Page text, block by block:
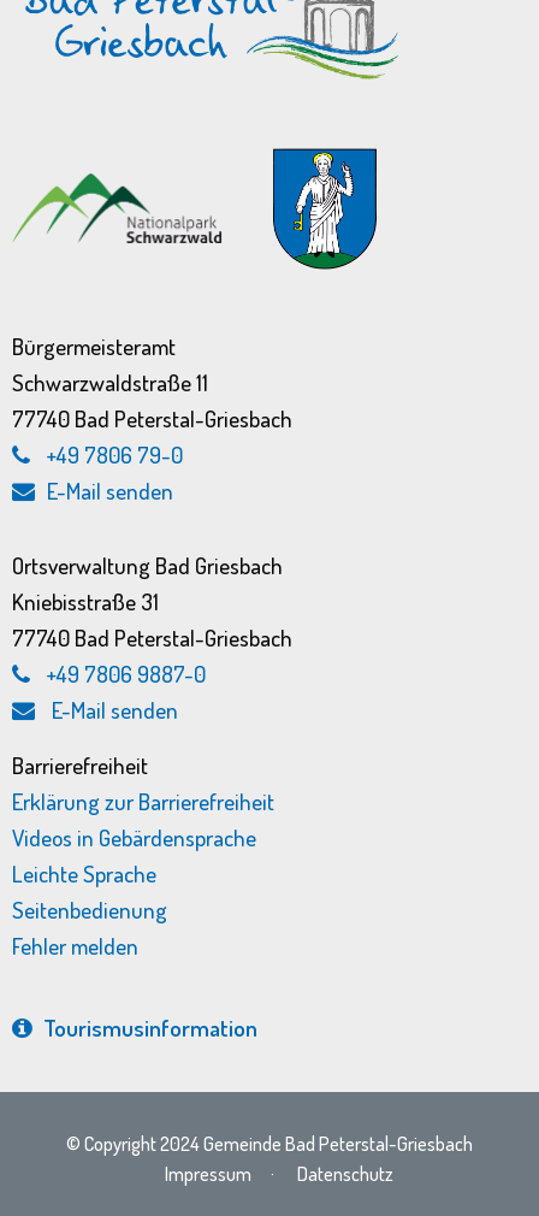
Bürgermeisteramt
Schwarzwaldstraße 11
77740 Bad Peterstal-Griesbach
+49 7806 79-0
E-Mail senden
Ortsverwaltung Bad Griesbach
Kniebisstraße 31
77740 Bad Peterstal-Griesbach
+49 7806 9887-0
E-Mail senden
Barrierefreiheit
Erklärung zur Barrierefreiheit
Videos in Gebärdensprache
Leichte Sprache
Seitenbedienung
Fehler melden
Tourismus­information
© Copyright 2024 Gemeinde Bad Peterstal-Griesbach
Impressum
· Datenschutz